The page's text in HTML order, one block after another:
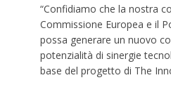
“Confidiamo che la nostra
Commissione Europea e il
possa generare un nuovo
potenzialità di sinergie
base del progetto di The